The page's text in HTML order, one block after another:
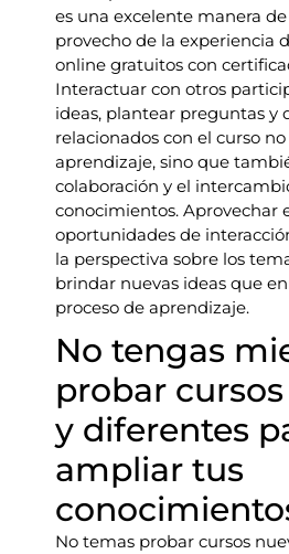
es una excelente manera
provecho de la experiencia
online gratuitos con
Interactuar con otros
ideas, plantear preguntas y
relacionados con el curso
aprendizaje, sino que
colaboración y el
conocimientos. Aprovechar
oportunidades de
la perspectiva sobre los
brindar nuevas ideas que
proceso de aprendizaje.
No tengas
probar
y diferentes
ampliar tus
No temas probar cursos